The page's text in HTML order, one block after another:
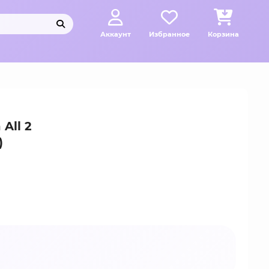
Аккаунт Избранное Корзина
All 2